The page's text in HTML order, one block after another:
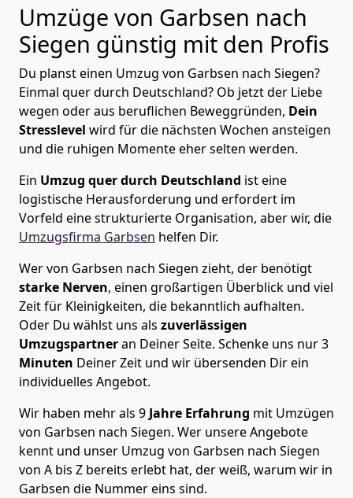
Umzüge von Garbsen nach
Siegen günstig mit den Profis
Du planst einen Umzug von Garbsen nach Siegen?
Einmal quer durch Deutschland? Ob jetzt der Liebe
wegen oder aus beruflichen Beweggründen, Dein
Stresslevel wird für die nächsten Wochen ansteigen
und die ruhigen Momente eher selten werden.
Ein Umzug quer durch Deutschland ist eine
logistische Herausforderung und erfordert im
Vorfeld eine strukturierte Organisation, aber wir, die
Umzugsfirma Garbsen helfen Dir.
Wer von Garbsen nach Siegen zieht, der benötigt
starke Nerven, einen großartigen Überblick und viel
Zeit für Kleinigkeiten, die bekanntlich aufhalten.
Oder Du wählst uns als zuverlässigen
Umzugspartneran Deiner Seite. Schenke uns nur3
Minuten Deiner Zeit und wir übersenden Dir ein
individuelles Angebot.
Wir haben mehr als 9 Jahre Erfahrung mit Umzügen
von Garbsen nach Siegen. Wer unsere Angebote
kennt und unser Umzug von Garbsen nach Siegen
von A bis Z bereits erlebt hat, der weiß, warum wir in
Garbsen die Nummer eins sind.